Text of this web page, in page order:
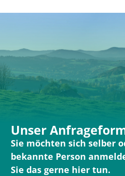
Unser
Sie möchten sich selber
bekannte Person
Sie das gerne hier tun.